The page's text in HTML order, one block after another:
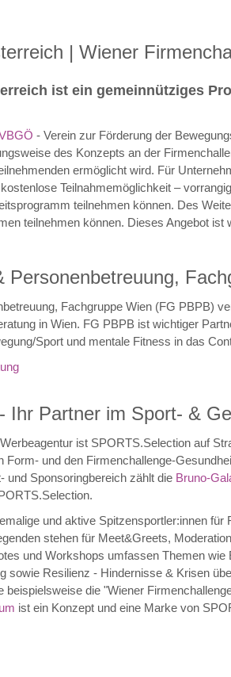
| Wiener
ist ein gemeinnütziges
- Verein zur Förderung der
des Konzepts an der
ermöglicht wird. Für
Teilnahmemöglichkeit –
teilnehmen können. Des
teilnehmen können. Dieses Angebot
Personenbetreuung,
Fachgruppe Wien (FG PBPB)
in Wien. FG PBPB ist wichtiger
Sport und mentale Fitness in das
Ihr Partner im Sport- &
ist SPORTS.Selection auf
Form- und den Firmenchallenge-
und Sponsoringbereich zählt die Bruno-
und aktive Spitzensportler:innen
stehen für Meet&Greets,
und Workshops umfassen Themen
sowie Resilienz - Hindernisse & Krisen
die "Wiener
ist ein Konzept und eine Marke von